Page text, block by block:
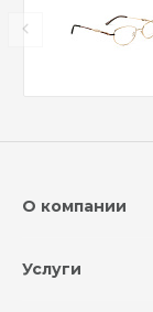
О компании
Услуги